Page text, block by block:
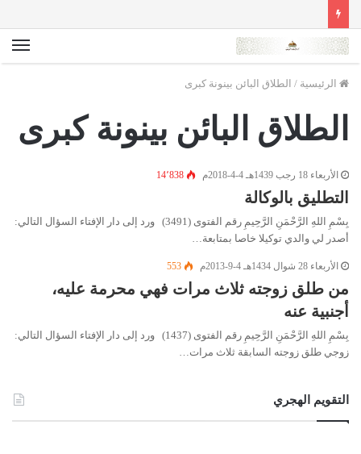
الرئيسية / الطلاق البائن بينونة كبرى
الطلاق البائن بينونة كبرى
الأربعاء 18 رجب 1439هـ 4-4-2018م 14٬838
التطليق بالوكالة
بِسْمِ اللهِ الرَّحْمَنِ الرَّحِيمِ رقم الفتوى (3491) ورد إلى دار الإفتاء السؤال التالي:
أصدر لي والدي توكيلا خاصا بمتابعة…
الأربعاء 28 شوال 1434هـ 4-9-2013م 553
من طلق زوجته ثلاث مرات فهي محرمة عليه،
أجنبية عنه
بِسْمِ اللهِ الرَّحْمَنِ الرَّحِيمِ رقم الفتوى (1437) ورد إلى دار الإفتاء السؤال التالي:
زوجي طلق زوجته السابقة ثلاث مرات…
التقويم الهجري